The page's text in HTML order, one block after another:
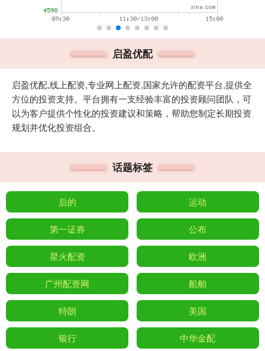
启盈优配
启盈优配,线上配资,专业网上配资,国家允许的配资平台,提供全
方位的投资支持。平台拥有一支经验丰富的投资顾问团队，可
以为客户提供个性化的投资建议和策略，帮助您制定长期投资
规划并优化投资组合。
话题标签
后的 运动
第一证券 公布
星火配资 欧洲
广州配资网 船舶
特朗 美国
银行 中华金配